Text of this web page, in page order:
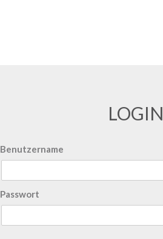
LOGIN
Benutzername
Passwort